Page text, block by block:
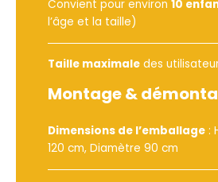
Convient pour environ 10
l’âge et la taille)
Taille maximale des
Montage &
Dimensions de l’emballage :
120 cm, Diamètre 90 cm